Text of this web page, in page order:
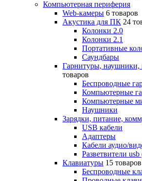
Компьютерная периферия
Web-камеры 6 товаров
Акустика для ПК 24
Колонки 2.0
Колонки 2.1
Портативные
Саундбары
Гарнитуры,
товаров
Беспроводные
Компьютерные
Компьютерные
Наушники
Зарядки, питание,
USB кабели
Адаптеры
Кабели аудио/
Разветвители
Клавиатуры 15 товаров
Беспроводные